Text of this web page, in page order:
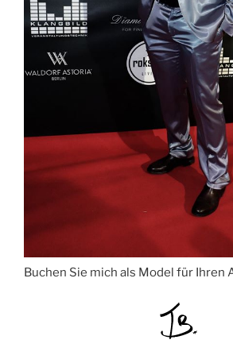
Buchen Sie mich als Model für Ihren